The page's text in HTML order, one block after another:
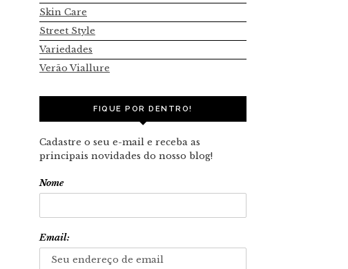
Skin Care
Street Style
Variedades
Verão Viallure
FIQUE POR DENTRO!
Cadastre o seu e-mail e receba as
principais novidades do nosso blog!
Nome
Email: